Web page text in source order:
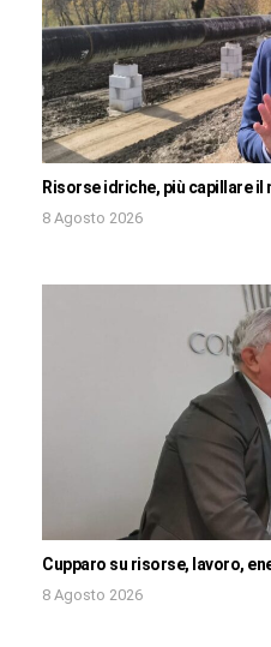
Risorse idriche, più capillare
8 Agosto 2026
Cupparo su risorse, lavoro,
8 Agosto 2026